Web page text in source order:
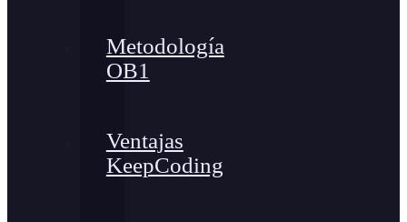
Metodología
OB1
Ventajas
KeepCoding